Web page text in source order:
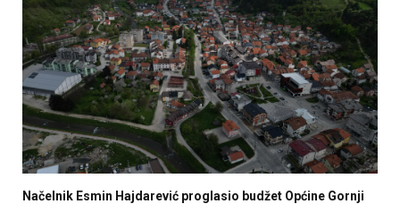
Načelnik Esmin Hajdarević proglasio budžet Općine Gornji